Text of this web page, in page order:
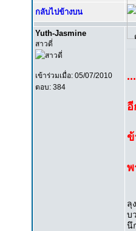
กลับไปข้างบน
Yuth-Jasmine
สาวดี่
เข้าร่วมเมื่อ: 05/07/2010
ตอบ: 384
อี
ข้
พ
ลุ
บ
นึ